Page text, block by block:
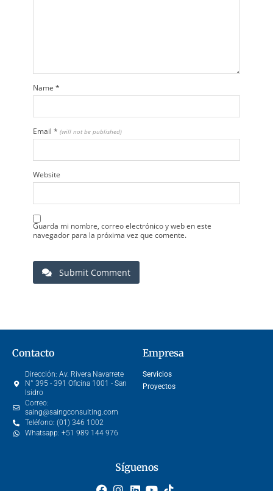
Name *
Email * (will not be published)
Website
Guarda mi nombre, correo electrónico y web en este
navegador para la próxima vez que comente.
Submit Comment
Contacto
Dirección: Av. Rivera Navarrete
N° 395 - 391 Oficina 1001 - San
Isidro
Correo:
saing@saingconsulting.com
Teléfono: (01) 346 1002
Whatsapp: +51 989 144 976
Empresa
Servicios
Proyectos
Síguenos